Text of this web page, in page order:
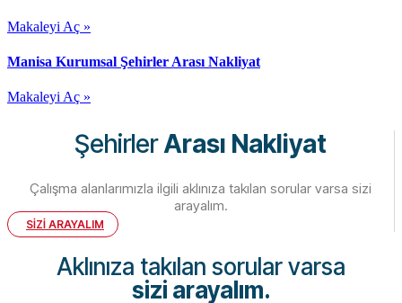
Makaleyi Aç »
Manisa Kurumsal Şehirler Arası Nakliyat
Makaleyi Aç »
ŞehirlerArası Nakliyat
Çalışma alanlarımızla ilgili aklınıza takılan sorular varsa sizi
arayalım.
SİZİ ARAYALIM
Aklınıza takılan sorular varsa
sizi arayalım.